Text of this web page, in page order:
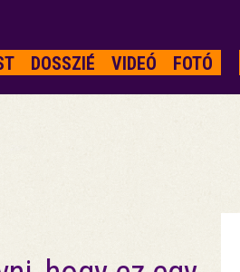
DOSSZIÉ VIDEÓ FOTÓ